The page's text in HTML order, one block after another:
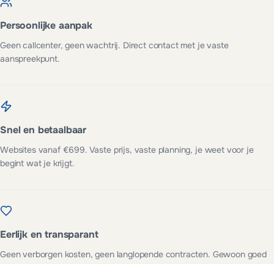
Persoonlijke aanpak
Geen callcenter, geen wachtrij. Direct contact met je vaste
aanspreekpunt.
Snel en betaalbaar
Websites vanaf €699. Vaste prijs, vaste planning, je weet voor je
begint wat je krijgt.
Eerlijk en transparant
Geen verborgen kosten, geen langlopende contracten. Gewoon goed